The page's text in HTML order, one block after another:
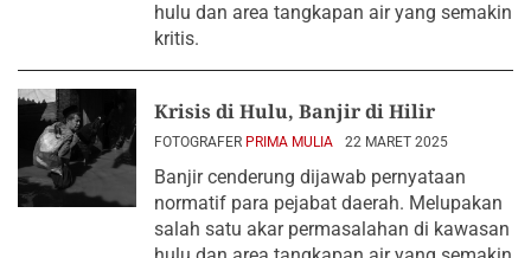
hulu dan area tangkapan air yang semakin
kritis.
Krisis di Hulu, Banjir di Hilir
FOTOGRAFER PRIMA MULIA 22 MARET 2025
Banjir cenderung dijawab pernyataan
normatif para pejabat daerah. Melupakan
salah satu akar permasalahan di kawasan